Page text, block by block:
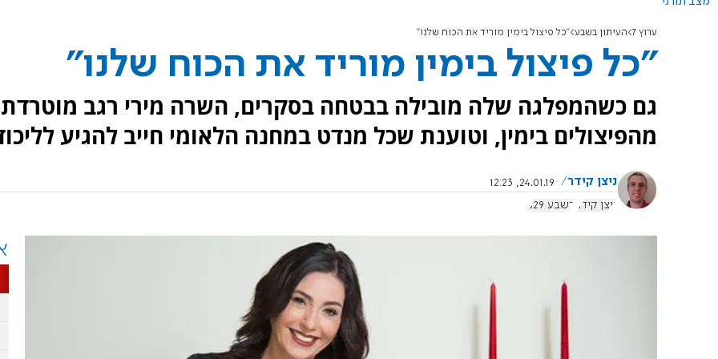
ערוץ 7 העיתון בשבע "כל פיצול בימין מוריד את הכוח שלנו"
"כל פיצול בימין מוריד את הכוח שלנו"
גם כשהמפלגה שלה מובילה בבטחה בסקרים, השרה מירי רגב מוטרדת
מהפיצולים בימין, וטוענת שכל מנדט במחנה הלאומי חייב להגיע
ניצן קידר
24.01.19, 12:23
ניצן קידר בשבע 829